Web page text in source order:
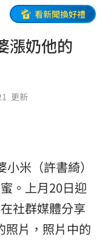
看新聞換好禮
漲奶他的
更新
小米（許書綺）
。上月20日迎
社群媒體分享
照片，照片中的